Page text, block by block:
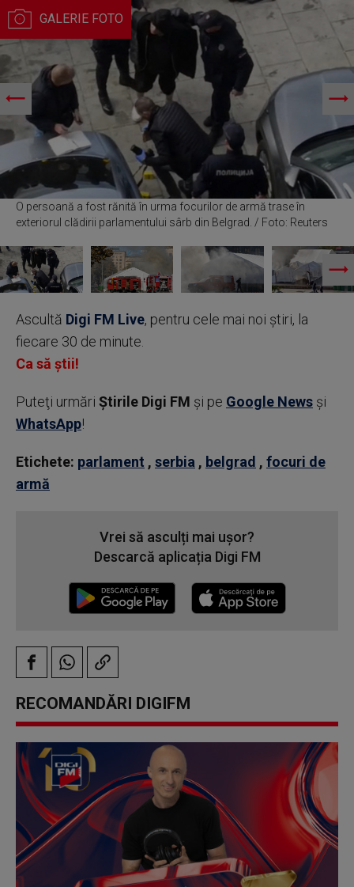
O persoană a fost rănită în urma focurilor de armă trase în
exteriorul clădirii parlamentului sârb din Belgrad. / Foto: Reuters
Ascultă Digi FM Live, pentru cele mai noi știri, la
fiecare 30 de minute.
Ca să știi!
Puteţi urmări Știrile Digi FM şi pe Google News şi
WhatsApp!
Etichete: parlament , serbia , belgrad , focuri de
armă
Vrei să asculți mai ușor?
Descarcă aplicația Digi FM
RECOMANDĂRI DIGIFM